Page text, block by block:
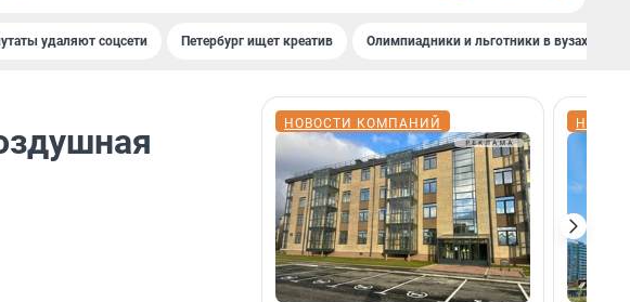
удаляют соцсети Петербург ищет креатив Олимпиадники и льготники в вузах СПб
НОВОСТИ КОМПАНИЙ